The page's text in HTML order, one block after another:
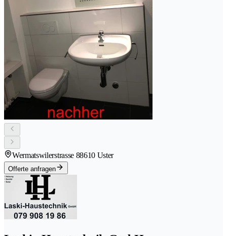
Wermatswilerstrasse 88610 Uster
Offerte anfragen